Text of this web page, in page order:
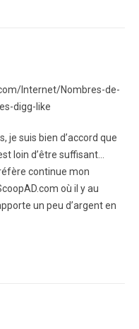
Internet/Nombres-de-
digg-like
je suis bien d’accord que
loin d’être suffisant…
continue mon
où il y au
un peu d’argent en